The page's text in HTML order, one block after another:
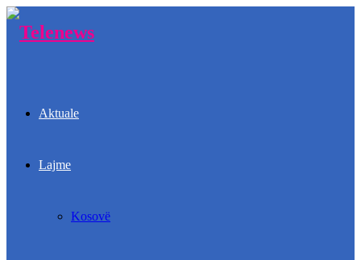
Aktuale
Lajme
Kosovë